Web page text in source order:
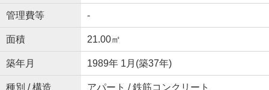
管理費等 -
面積 21.00㎡
築年月 1989年 1月(築37年)
種別 / 構造 アパート / 鉄筋コンクリート